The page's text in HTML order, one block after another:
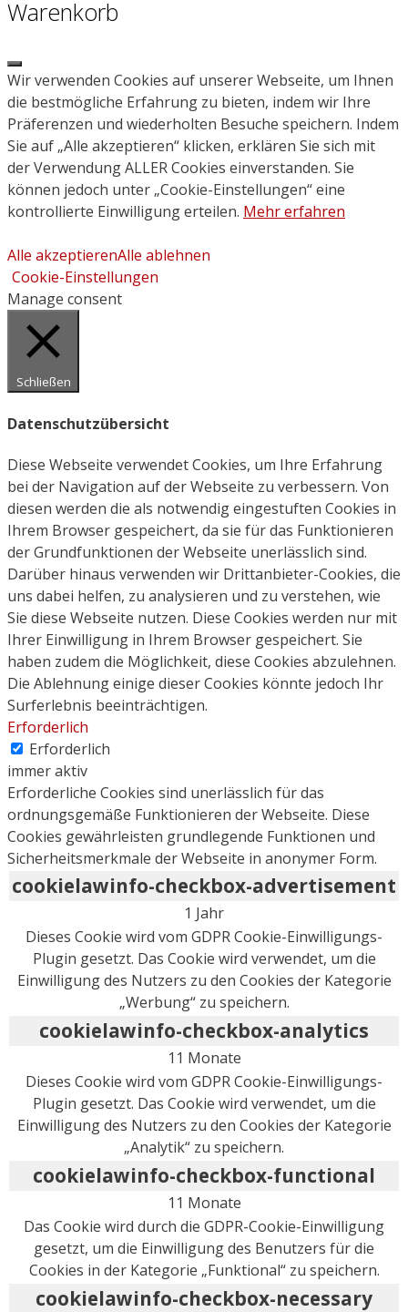
Warenkorb
Close
Wir verwenden Cookies auf unserer Webseite, um Ihnen
die bestmögliche Erfahrung zu bieten, indem wir Ihre
Präferenzen und wiederholten Besuche speichern. Indem
Sie auf „Alle akzeptieren“ klicken, erklären Sie sich mit
der Verwendung ALLER Cookies einverstanden. Sie
können jedoch unter „Cookie-Einstellungen“ eine
kontrollierte Einwilligung erteilen. Mehr erfahren
Alle akzeptierenAlle ablehnen
Cookie-Einstellungen
Manage consent
Schließen
Datenschutzübersicht
Diese Webseite verwendet Cookies, um Ihre Erfahrung
bei der Navigation auf der Webseite zu verbessern. Von
diesen werden die als notwendig eingestuften Cookies in
Ihrem Browser gespeichert, da sie für das Funktionieren
der Grundfunktionen der Webseite unerlässlich sind.
Darüber hinaus verwenden wir Drittanbieter-Cookies, die
uns dabei helfen, zu analysieren und zu verstehen, wie
Sie diese Webseite nutzen. Diese Cookies werden nur mit
Ihrer Einwilligung in Ihrem Browser gespeichert. Sie
haben zudem die Möglichkeit, diese Cookies abzulehnen.
Die Ablehnung einige dieser Cookies könnte jedoch Ihr
Surferlebnis beeinträchtigen.
Erforderlich
Erforderlich
immer aktiv
Erforderliche Cookies sind unerlässlich für das
ordnungsgemäße Funktionieren der Webseite. Diese
Cookies gewährleisten grundlegende Funktionen und
Sicherheitsmerkmale der Webseite in anonymer Form.
cookielawinfo-checkbox-advertisement
1 Jahr
Dieses Cookie wird vom GDPR Cookie-Einwilligungs-
Plugin gesetzt. Das Cookie wird verwendet, um die
Einwilligung des Nutzers zu den Cookies der Kategorie
„Werbung“ zu speichern.
cookielawinfo-checkbox-analytics
11 Monate
Dieses Cookie wird vom GDPR Cookie-Einwilligungs-
Plugin gesetzt. Das Cookie wird verwendet, um die
Einwilligung des Nutzers zu den Cookies der Kategorie
„Analytik“ zu speichern.
cookielawinfo-checkbox-functional
11 Monate
Das Cookie wird durch die GDPR-Cookie-Einwilligung
gesetzt, um die Einwilligung des Benutzers für die
Cookies in der Kategorie „Funktional“ zu speichern.
cookielawinfo-checkbox-necessary